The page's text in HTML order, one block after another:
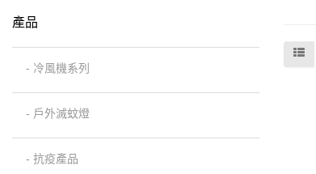
產品
- 冷風機系列
- 戶外滅蚊燈
- 抗疫產品